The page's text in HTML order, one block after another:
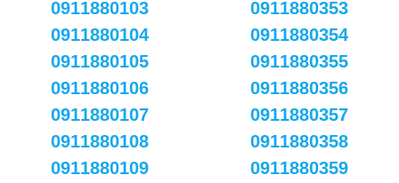
0911880103
0911880104
0911880105
0911880106
0911880107
0911880108
0911880109
0911880353
0911880354
0911880355
0911880356
0911880357
0911880358
0911880359